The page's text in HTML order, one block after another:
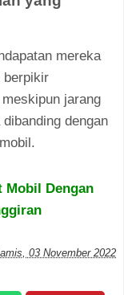
mereka
berpikir
jarang
dengan
Mobil Dengan
03 November 2022